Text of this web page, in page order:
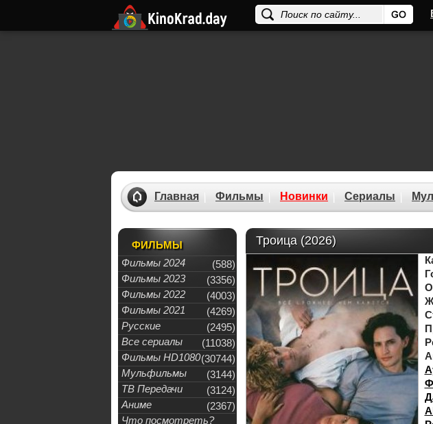
Главная Фильмы Новинки Сериалы
ФИЛЬМЫ
Фильмы 2024
(588)
Фильмы 2023
(3356)
Фильмы 2022
(4003)
Фильмы 2021
(4269)
Русские
(2495)
Все сериалы
(11038)
Фильмы HD1080(30744)
Мульфильмы
(3144)
ТВ Передачи
(3124)
Аниме
(2367)
Что посмотреть?
Троица (2026)